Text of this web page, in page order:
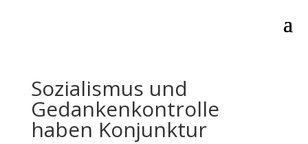
Sozialismus und
Gedankenkontrolle
haben Konjunktur